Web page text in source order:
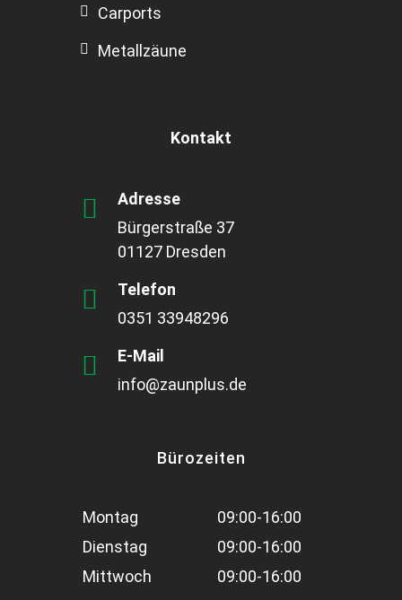
Carports
Metallzäune
Kontakt
Adresse
Bürgerstraße 37
01127 Dresden
Telefon
0351 33948296
E-Mail
info@zaunplus.de
Bürozeiten
Montag
09:00-16:00
Dienstag
09:00-16:00
Mittwoch
09:00-16:00